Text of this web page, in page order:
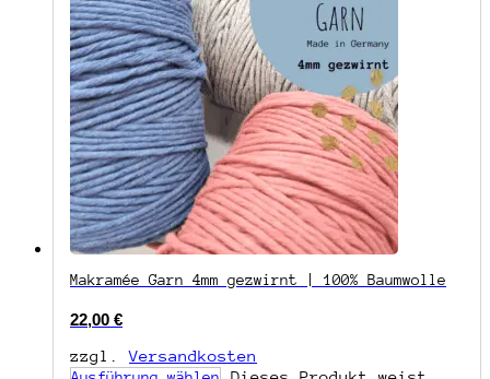
Makramée Garn 4mm gezwirnt | 100% Baumwolle
22,00 €
zzgl.Versandkosten